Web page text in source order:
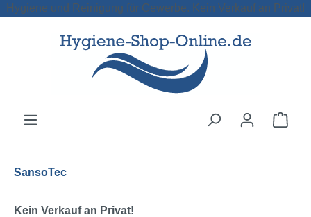
Zum Hauptinhalt springen
Hygiene und Reinigung für Gewerbe. Kein Verkauf an Privat!
SansoTec
Kein Verkauf an Privat!